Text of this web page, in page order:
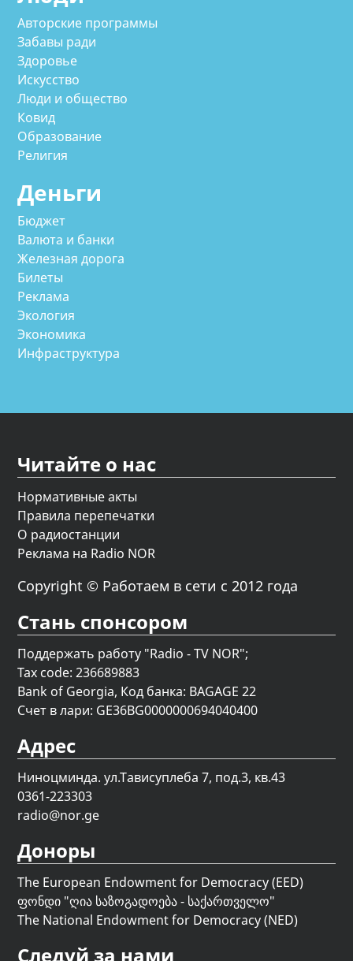
Авторские программы
Забавы ради
Здоровье
Искусство
Люди и общество
Ковид
Образование
Религия
Деньги
Бюджет
Валюта и банки
Железная дорога
Билеты
Реклама
Экология
Экономика
Инфраструктура
Читайте о нас
Нормативные акты
Правила перепечатки
О радиостанции
Реклама на Radio NOR
Copyright © Работаем в сети с 2012 года
Стань спонсором
Поддержать работу "Radio - TV NOR";
Tax code: 236689883
Bank of Georgia, Код банка: BAGAGE 22
Счет в лари: GE36BG0000000694040400
Адрес
Ниноцминда. ул.Тависуплеба 7, под.3, кв.43
0361-223303
radio@nor.ge
Доноры
The European Endowment for Democracy (EED)
ფონდი "ღია საზოგადოება - საქართველო"
The National Endowment for Democracy (NED)
Следуй за нами